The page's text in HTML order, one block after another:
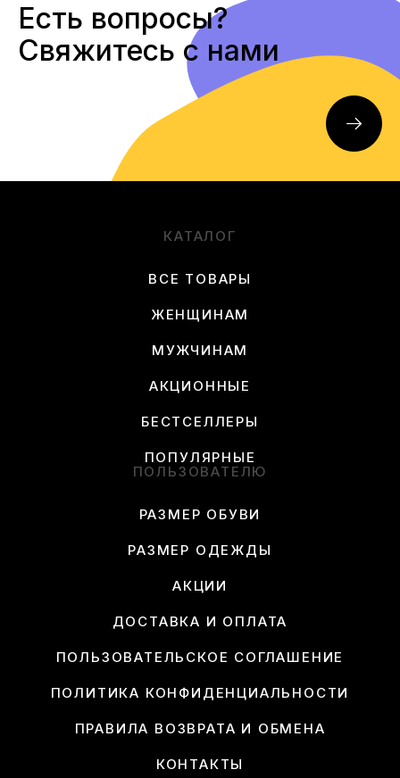
Есть вопросы?
Свяжитесь с нами
КАТАЛОГ
ВСЕ ТОВАРЫ
ЖЕНЩИНАМ
МУЖЧИНАМ
АКЦИОННЫЕ
БЕСТСЕЛЛЕРЫ
ПОПУЛЯРНЫЕ
ПОЛЬЗОВАТЕЛЮ
РАЗМЕР ОБУВИ
РАЗМЕР ОДЕЖДЫ
АКЦИИ
ДОСТАВКА И ОПЛАТА
ПОЛЬЗОВАТЕЛЬСКОЕ СОГЛАШЕНИЕ
ПОЛИТИКА КОНФИДЕНЦИАЛЬНОСТИ
ПРАВИЛА ВОЗВРАТА И ОБМЕНА
КОНТАКТЫ